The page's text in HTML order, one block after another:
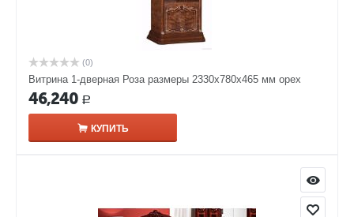
(0)
Витрина 1-дверная Роза размеры 2330x780x465 мм орех
46,240 Р
КУПИТЬ